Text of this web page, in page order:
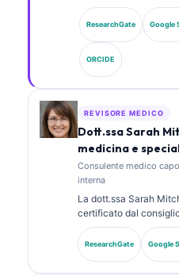
con oltre 15 anni di
laboratorio e analisi
di Chief Medical
supervisione clinica
rete neurale
ampiamente su
diagnostica di
ResearchGate Google
ORCIDE
REVISORE MEDICO
Dott.ssa Sarah
medicina e
Consulente medico
interna
La dott.ssa Sarah
certificato dal
18 anni di esperienza
analisi diagnostica.
specializzazione in
ResearchGate Google